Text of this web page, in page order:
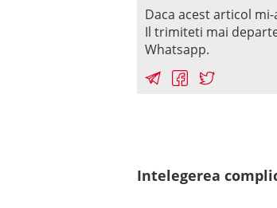
Daca acest articol
Il trimiteti mai
Whatsapp.
Intelegerea